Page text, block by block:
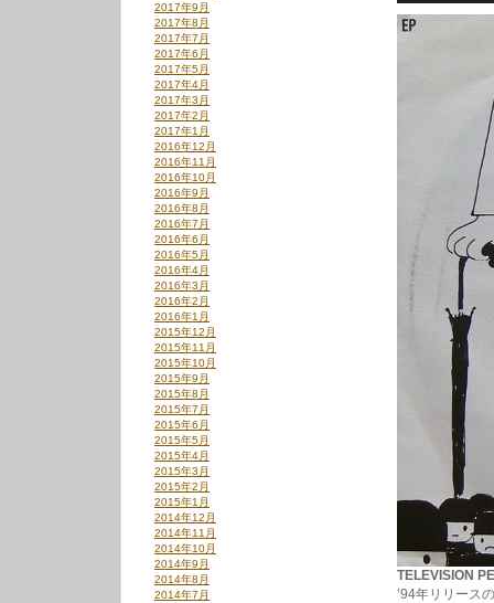
レ
ー
TELEVISION
’94年リリース
2017年9月
2017年8月
2017年7月
2017年6月
2017年5月
2017年4月
2017年3月
2017年2月
2017年1月
2016年12月
2016年11月
2016年10月
2016年9月
2016年8月
2016年7月
2016年6月
2016年5月
2016年4月
2016年3月
2016年2月
2016年1月
2015年12月
2015年11月
2015年10月
2015年9月
2015年8月
2015年7月
2015年6月
2015年5月
2015年4月
2015年3月
2015年2月
2015年1月
2014年12月
2014年11月
2014年10月
2014年9月
2014年8月
2014年7月